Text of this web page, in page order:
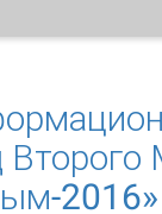
развития
2016»